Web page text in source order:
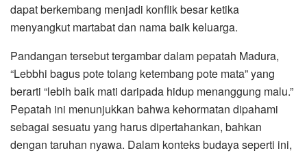
dapat berkembang menjadi konflik besar ketika
menyangkut martabat dan nama baik keluarga.
Pandangan tersebut tergambar dalam pepatah Madura,
“Lebbhi bagus pote tolang ketembang pote mata” yang
berarti “lebih baik mati daripada hidup menanggung malu.”
Pepatah ini menunjukkan bahwa kehormatan dipahami
sebagai sesuatu yang harus dipertahankan, bahkan
dengan taruhan nyawa. Dalam konteks budaya seperti ini,